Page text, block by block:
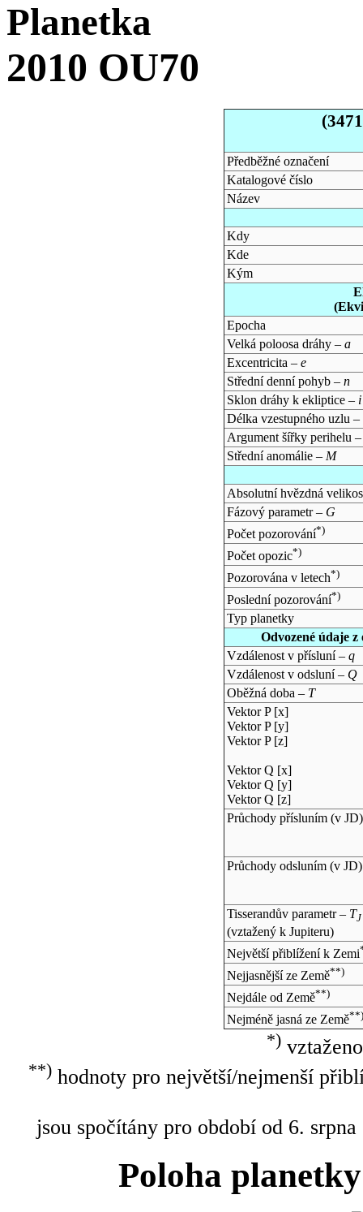
Planetka
2010 OU70
Předběžné označení
Katalogové číslo
Název
Kdy
Kde
Kým
Epocha
Velká poloosa dráhy – a
Excentricita – e
Střední denní pohyb – n
Sklon dráhy k ekliptice – i
Délka vzestupného uzlu –
Argument šířky perihelu
Střední anomálie – M
Absolutní hvězdná
Fázový parametr – G
Počet pozorování*)
Počet opozic*)
Pozorována v letech*)
Poslední pozorování*)
Typ planetky
Odvozené údaje
Vzdálenost v přísluní – q
Vzdálenost v odsluní – Q
Oběžná doba – T
Vektor P [x]
Vektor P [y]
Vektor P [z]
Vektor Q [x]
Vektor Q [y]
Vektor Q [z]
Průchody přísluním (v JD)
Průchody odsluním (v JD)
Tisserandův parametr – TJ
(vztažený k Jupiteru)
Největší přiblížení k Zemi
Nejjasnější ze Země**)
Nejdále od Země**)
Nejméně jasná ze Země**)
*)
**)hodnoty pro největší/nejmenší
jsou spočítány pro období od 6.
Poloha